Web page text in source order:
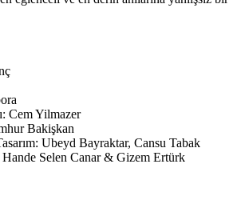
Cem Yilmazer
Bakişkan
Ubeyd Bayraktar, Cansu Tabak
Hande Selen Canar & Gizem Ertürk